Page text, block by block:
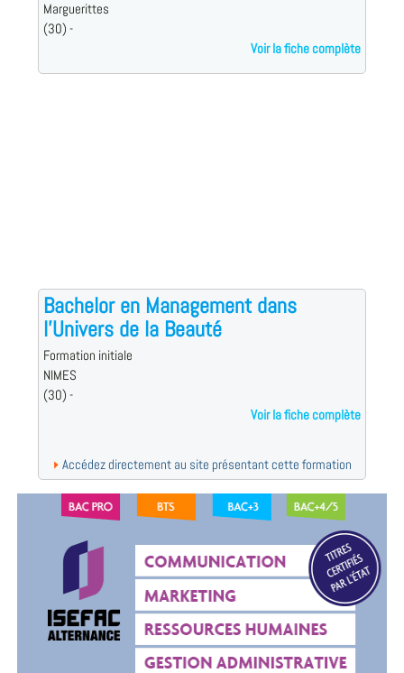
Marguerittes
(30) -
Voir la fiche complète
Bachelor en Management dans
l'Univers de la Beauté
Formation initiale
NIMES
(30) -
Voir la fiche complète
Accédez directement au site présentant cette formation